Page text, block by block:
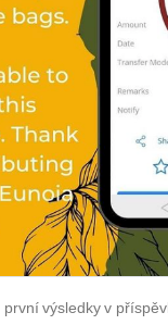
výsledky v